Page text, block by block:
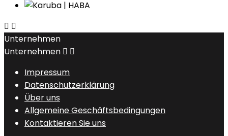
 
Unternehmen
Unternehmen  
Impressum
Datenschutzerklärung
Über uns
Allgemeine Geschäftsbedingungen
Kontaktieren Sie uns